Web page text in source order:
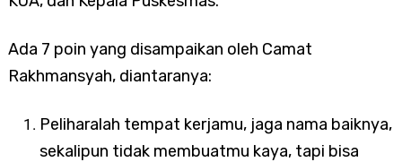
Ada 7 poin yang disampaikan oleh Camat
Rakhmansyah, diantaranya:
Peliharalah tempat kerjamu, jaga nama baiknya,
sekalipun tidak membuatmu kaya, tapi bisa